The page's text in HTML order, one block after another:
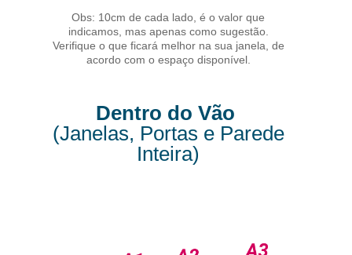
Obs: 10cm de cada lado, é o valor que
indicamos, mas apenas como sugestão.
Verifique o que ficará melhor na sua janela, de
acordo com o espaço disponível.
Dentro do Vão
(Janelas, Portas e Parede
Inteira)